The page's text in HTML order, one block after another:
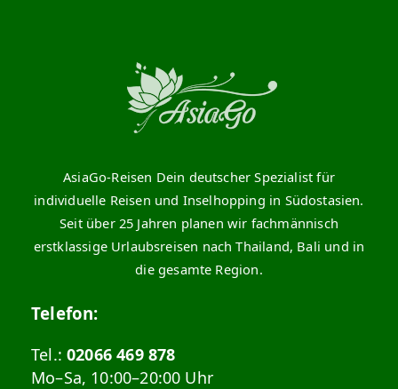
AsiaGo-Reisen Dein deutscher Spezialist für
individuelle Reisen und Inselhopping in Südostasien.
Seit über 25 Jahren planen wir fachmännisch
erstklassige Urlaubsreisen nach Thailand, Bali und in
die gesamte Region.
Telefon:
Tel.:02066 469 878
Mo–Sa, 10:00–20:00 Uhr